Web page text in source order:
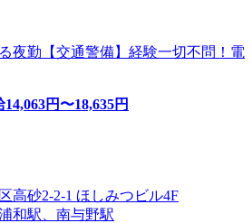
夜勤【交通警備】経験一切不問！電
14,063円〜18,635円
高砂2-2-1 ほしみつビル4F
和駅、南与野駅